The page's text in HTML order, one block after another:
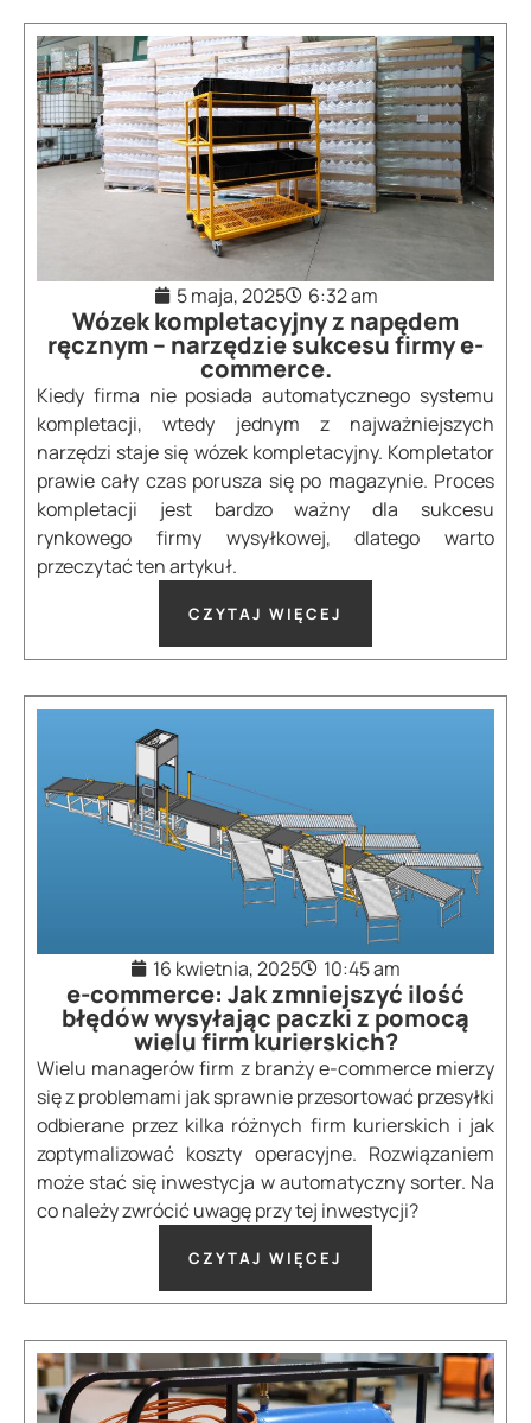
5 maja, 2025 6:32 am
Wózek kompletacyjny z napędem
ręcznym – narzędzie sukcesu firmy e-
commerce.
Kiedy firma nie posiada automatycznego systemu
kompletacji, wtedy jednym z najważniejszych
narzędzi staje się wózek kompletacyjny. Kompletator
prawie cały czas porusza się po magazynie. Proces
kompletacji jest bardzo ważny dla sukcesu
rynkowego firmy wysyłkowej, dlatego warto
przeczytać ten artykuł.
CZYTAJ WIĘCEJ
16 kwietnia, 2025 10:45 am
e-commerce: Jak zmniejszyć ilość
błędów wysyłając paczki z pomocą
wielu firm kurierskich?
Wielu managerów firm z branży e-commerce mierzy
się z problemami jak sprawnie przesortować przesyłki
odbierane przez kilka różnych firm kurierskich i jak
zoptymalizować koszty operacyjne. Rozwiązaniem
może stać się inwestycja w automatyczny sorter. Na
co należy zwrócić uwagę przy tej inwestycji?
CZYTAJ WIĘCEJ